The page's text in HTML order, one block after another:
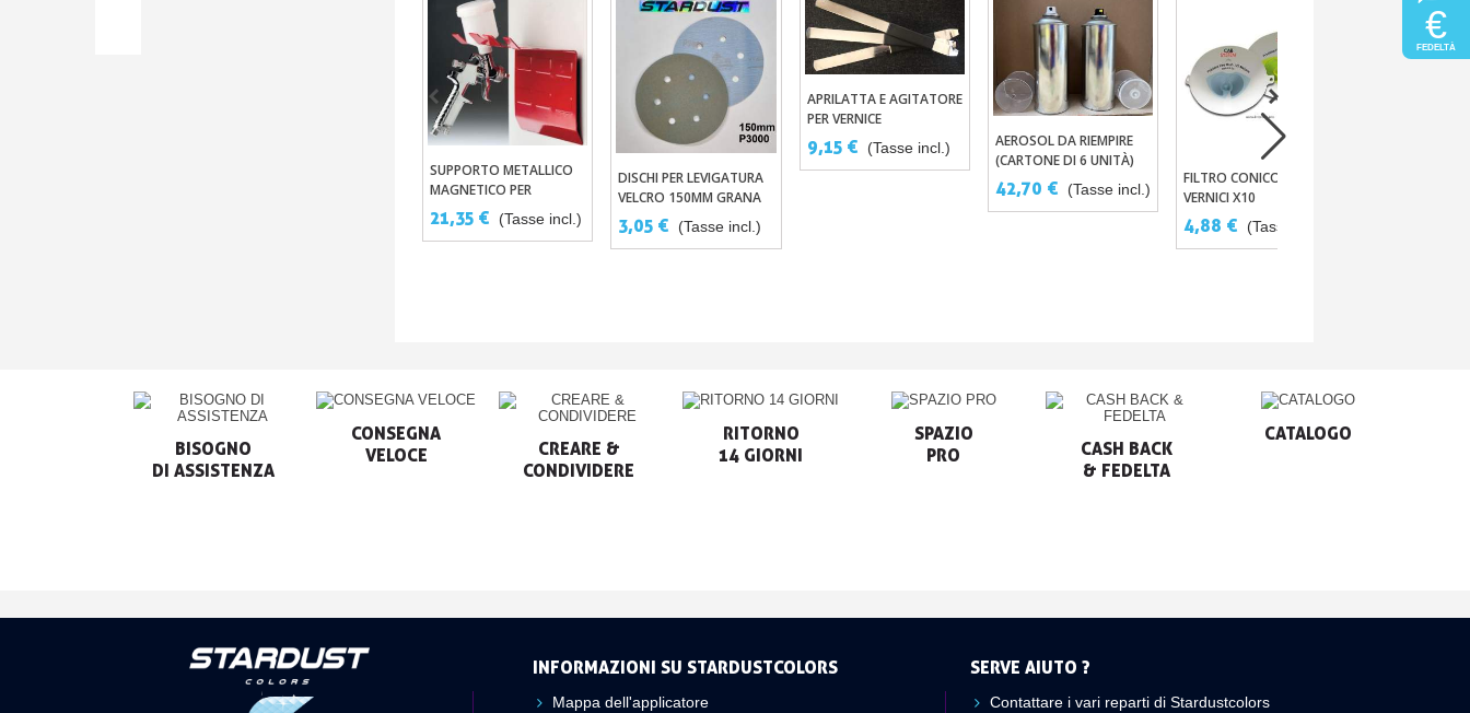
Aggiungi Al Carrello
SUPPORTO METALLICO
MAGNETICO PER
PISTOLA DI
CARROZZERIA
21,35 € (Tasse incl.)
Aggiungi Al Carrello
DISCHI PER LEVIGATURA
VELCRO 150MM GRANA
1500 O 3000
3,05 € (Tasse incl.)
Aggiungi Al Carrello
APRILATTA E AGITATORE
PER VERNICE
CARROZZERIA X3
9,15 € (Tasse incl.) Aggiungi Al Carrello
AEROSOL DA RIEMPIRE
(CARTONE DI 6 UNITÀ)
42,70 € (Tasse incl.)
Aggiungi Al Carrello
FILTRO CONICO PER
VERNICI X10
4,88 € (Tasse incl.)
BISOGNO
CONSEGNA
VELOCE
CREARE &
CONDIVIDERE
RITORNO
14 GIORNI
SPAZIO
PRO
CASH BACK
& FEDELTA
CATALOGO
INFORMAZIONI SU STARDUSTCOLORS
Mappa dell'applicatore
SERVE AIUTO ?
Contattare i vari reparti di Stardustcolors
€
FEDELTÀ